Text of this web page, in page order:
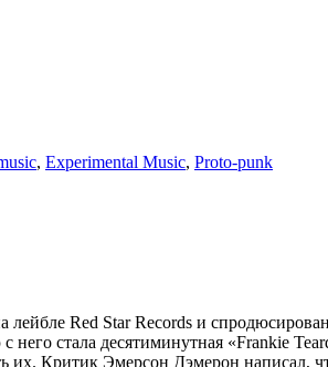
, Experimental Music, Proto-punk
Red Star Records и
него стала десятиминутная «Frankie
их. Критик Эмерсон Дэмерон написал,